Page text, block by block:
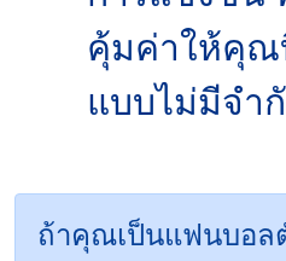
คุ้มค่าให้คุณ
แบบไม่มีจำ
ถ้าคุณเป็นแฟนบอล